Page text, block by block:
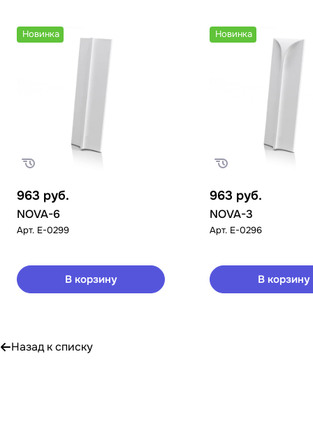
Новинка
963 руб.
NOVA-6
Арт. E-0299
В корзину
Новинка
963 руб.
NOVA-3
Арт. E-0296
В корзину
Назад к списку